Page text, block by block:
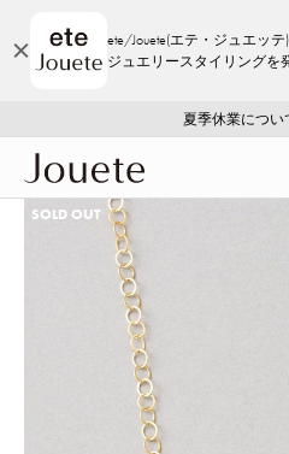
ete/Jouete(エテ・ジュエッ
ジュエリースタイリングを
採用のご
ご注文いただいたお品物
夏季休業につい
WEB LIMITED
採用のご
ご注文いただいたお品物
SOLD OUT